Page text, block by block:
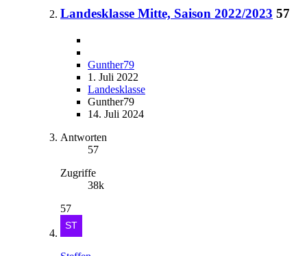
Landesklasse Mitte, Saison 2022/2023 57
Gunther79
1. Juli 2022
Landesklasse
Gunther79
14. Juli 2024
Antworten
57
Zugriffe
38k
57